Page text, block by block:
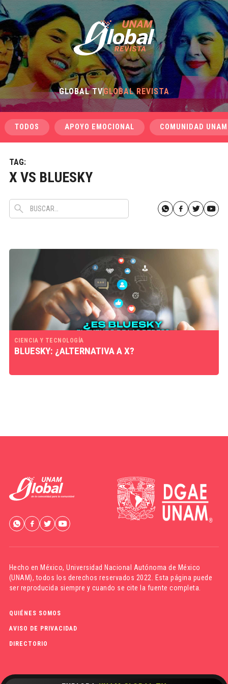
GLOBAL TVGLOBAL REVISTA
TODOS APOYO EMOCIONAL COMUNIDAD UNAM
TAG:
X VS BLUESKY
CIENCIA Y TECNOLOGÍA
BLUESKY: ¿ALTERNATIVA A X?
Hecho en México,Universidad Nacional Autónoma de México
(UNAM), todos los derechos reservados 2022. Esta página puede
ser reproducida siempre y cuando se cite la fuente completa.
QUIÉNES SOMOS
AVISO DE PRIVACIDAD
DIRECTORIO